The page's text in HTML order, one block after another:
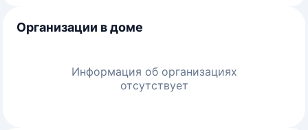
Организации в доме
Информация об организациях
отсутствует